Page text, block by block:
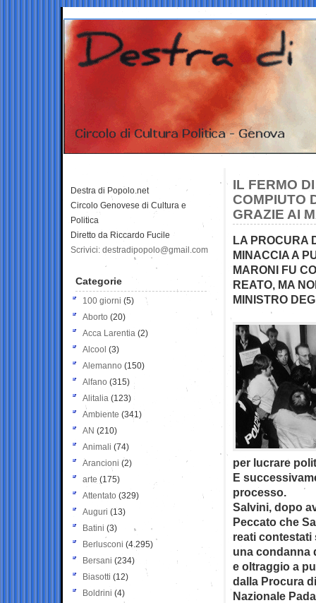
IL FERMO
COMPIUTO
GRAZIE AI
LA PROCURA
MINACCIA A
MARONI FU
REATO, MA
MINISTRO
per lucrare
E
processo.
Salvini, dopo
Peccato che
reati
una condanna
e oltraggio a
dalla Procura
Nazionale
Destra di Popolo.net
Circolo Genovese di Cultura e
Politica
Diretto da Riccardo Fucile
Scrivici: destradipopolo@gmail.com
Categorie
100 giorni (5)
Aborto (20)
Acca Larentia (2)
Alcool (3)
Alemanno (150)
Alfano (315)
Alitalia (123)
Ambiente (341)
AN (210)
Animali (74)
Arancioni (2)
arte (175)
Attentato (329)
Auguri (13)
Batini (3)
Berlusconi (4.295)
Bersani (234)
Biasotti (12)
Boldrini (4)